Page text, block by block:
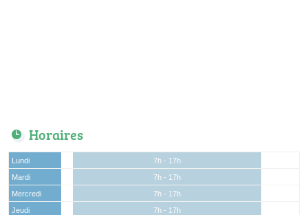
Horaires
Lundi
7h - 17h
Mardi
7h - 17h
Mercredi
7h - 17h
Jeudi
7h - 17h